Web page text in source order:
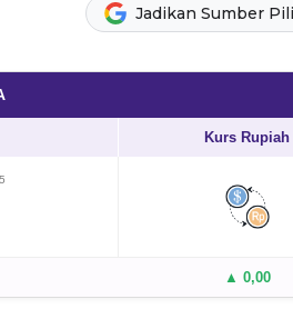
Jadikan Sumber
Kurs Rupiah
▲ 0,00